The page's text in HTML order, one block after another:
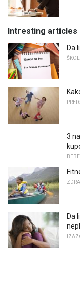
Intresting articles
Da
3
BEBE
Da